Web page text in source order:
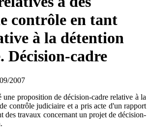
contrôle en tant
à la détention
Décision-cadre
2007
proposition de décision-cadre relative à la
contrôle judiciaire et a pris acte d'un rapport
des travaux concernant un projet de décision-